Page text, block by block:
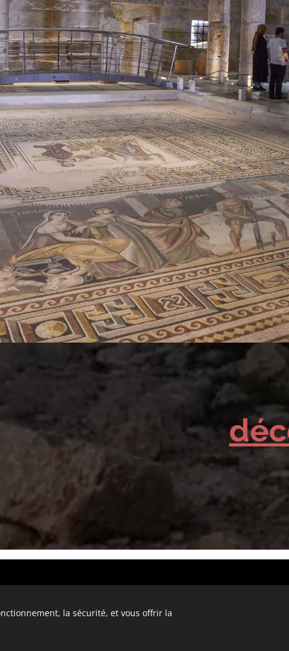
Tous droits réservés : la propriété intellectuelle : protégés et
la sécurité, et vous offrir la